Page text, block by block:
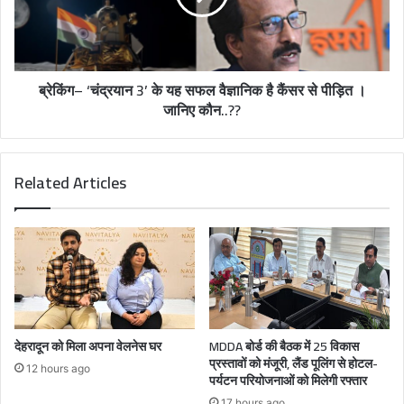
ब्रेकिंग– ‘चंद्रयान 3’ के यह सफल वैज्ञानिक है कैंसर से पीड़ित ।
जानिए कौन..??
Related Articles
देहरादून को मिला अपना वेलनेस घर
12 hours ago
MDDA बोर्ड की बैठक में 25 विकास
प्रस्तावों को मंजूरी, लैंड पूलिंग से होटल-
पर्यटन परियोजनाओं को मिलेगी रफ्तार